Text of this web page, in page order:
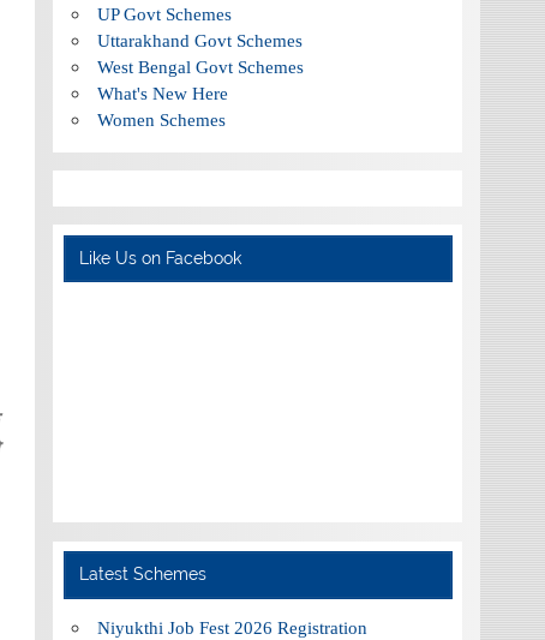
UP Govt Schemes
Uttarakhand Govt Schemes
West Bengal Govt Schemes
What's New Here
Women Schemes
Like Us on Facebook
Latest Schemes
Niyukthi Job Fest 2026 Registration